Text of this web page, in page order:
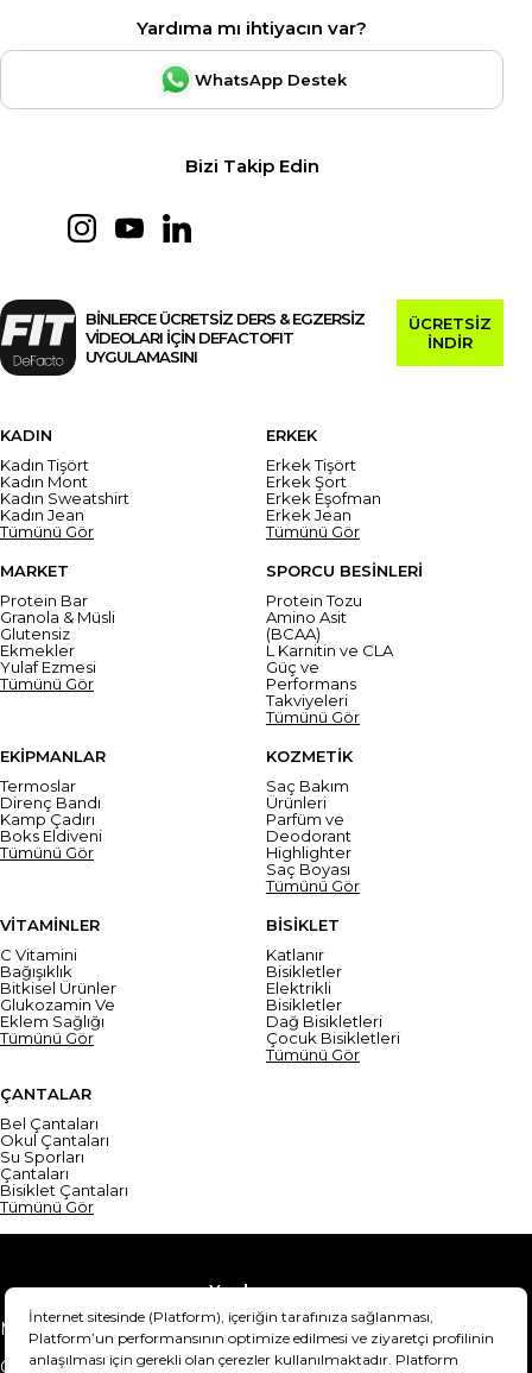
Yardıma mı ihtiyacın var?
WhatsApp Destek
Bizi Takip Edin
BİNLERCE ÜCRETSİZ DERS & EGZERSİZ
VİDEOLARI İÇİN DEFACTOFIT
UYGULAMASINI
ÜCRETSİZ
İNDİR
KADIN
Kadın Tişört
Kadın Mont
Kadın Sweatshirt
Kadın Jean
Tümünü Gör
ERKEK
Erkek Tişört
Erkek Şort
Erkek Eşofman
Erkek Jean
Tümünü Gör
MARKET
Protein Bar
Granola & Müsli
Glutensiz
Ekmekler
Yulaf Ezmesi
Tümünü Gör
SPORCU BESİNLERİ
Protein Tozu
Amino Asit
(BCAA)
L Karnitin ve CLA
Güç ve
Performans
Takviyeleri
Tümünü Gör
EKİPMANLAR
Termoslar
Direnç Bandı
Kamp Çadırı
Boks Eldiveni
Tümünü Gör
KOZMETİK
Saç Bakım
Ürünleri
Parfüm ve
Deodorant
Highlighter
Saç Boyası
Tümünü Gör
VİTAMİNLER
C Vitamini
Bağışıklık
Bitkisel Ürünler
Glukozamin Ve
Eklem Sağlığı
Tümünü Gör
BİSİKLET
Katlanır
Bisikletler
Elektrikli
Bisikletler
Dağ Bisikletleri
Çocuk Bisikletleri
Tümünü Gör
ÇANTALAR
Bel Çantaları
Okul Çantaları
Su Sporları
Çantaları
Bisiklet Çantaları
Tümünü Gör
Yardım
Mesafeli Satış Sözleşmesi
Teslimat Bilgisi
Gizlilik Sözleşmesi
Şartlar & Koşullar